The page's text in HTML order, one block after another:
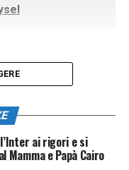
ai rigori e si
Mamma e Papà Cairo